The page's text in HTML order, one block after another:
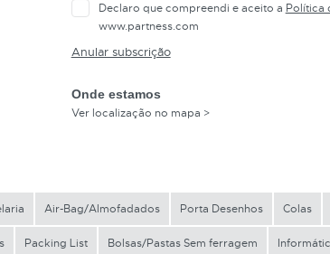
Declaro que compreendi e aceito a Política
www.partness.com
Anular subscrição
Onde estamos
Ver localização no mapa >
Air-Bag/Almofadados Porta Desenhos Colas
Packing List Bolsas/Pastas Sem ferragem